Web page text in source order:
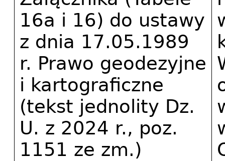
16a i 16) do ustawy
z dnia 17.05.1989
r. Prawo geodezyjne
i kartograficzne
(tekst jednolity Dz.
U. z 2024 r., poz.
1151 ze zm.)